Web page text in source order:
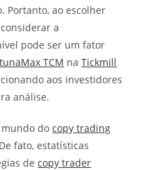
Portanto, ao escolher
a
pode ser um fator
TCM naTickmill
aos investidores
análise.
mundo docopy trading
fato, estatísticas
decopy trader